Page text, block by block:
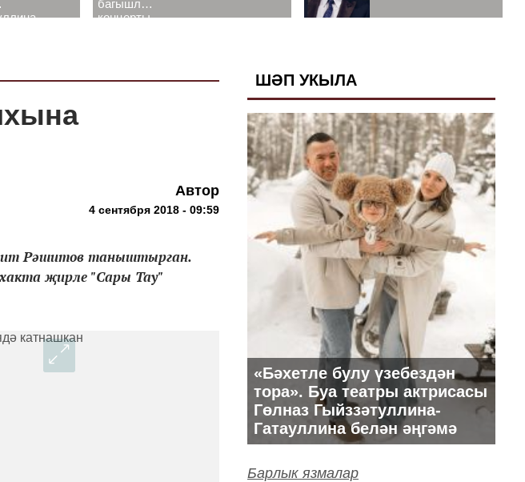
багышлау
концерты
Автор
4 сентября 2018 - 09:59
Рәшитов таныштырган.
җирле "Сары Тау"
ШӘП УКЫЛА
«Бәхетле булу үзебездән
тора». Буа театры актрисасы
Гөлназ Гыйззәтуллина-
Гатауллина белән әңгәмә
Барлык язмалар